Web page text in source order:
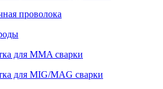
проволока
для MMA сварки
для MIG/MAG сварки